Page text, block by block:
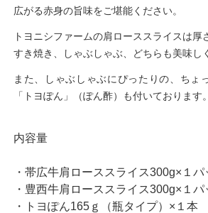
広がる赤身の旨味をご堪能ください。
トヨニシファームの肩ローススライスは厚
すき焼き、しゃぶしゃぶ、どちらも美味し
また、しゃぶしゃぶにぴったりの、ちょ
「トヨぽん」（ぽん酢）も付いております。
内容量
・帯広牛肩ローススライス300g×１パ
・豊西牛肩ローススライス300g×１パ
・トヨぽん165ｇ（瓶タイプ）×１本